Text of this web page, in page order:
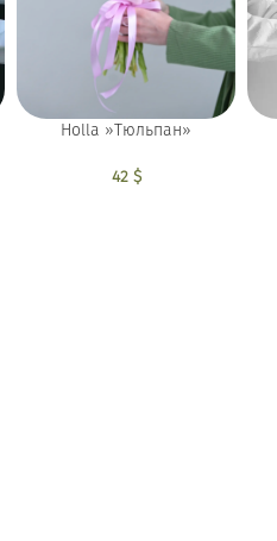
Holla »Тюльпан»
42 $